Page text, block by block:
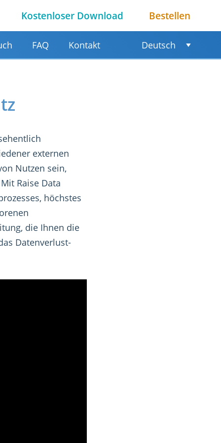
Kostenloser Download Bestellen
FAQ Kontakt Deutsch
externen
Nutzen sein,
Raise Data
höchstes
die Ihnen die
Datenverlust-